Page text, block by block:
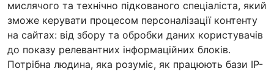
мислячого та технічно підкованого спеціаліста, який
зможе керувати процесом персоналізації контенту
на сайтах: від збору та обробки даних користувачів
до показу релевантних інформаційних блоків.
Потрібна людина, яка розуміє, як працюють бази IP-